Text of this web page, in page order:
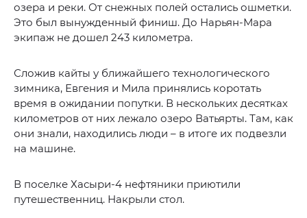
озера и реки. От снежных полей остались ошметки.
Это был вынужденный финиш. До Нарьян-Мара
экипаж не дошел 243 километра.
Сложив кайты у ближайшего технологического
зимника, Евгения и Мила принялись коротать
время в ожидании попутки. В нескольких десятках
километров от них лежало озеро Ватьярты. Там, как
они знали, находились люди – в итоге их подвезли
на машине.
В поселке Хасыри-4 нефтяники приютили
путешественниц. Накрыли стол.